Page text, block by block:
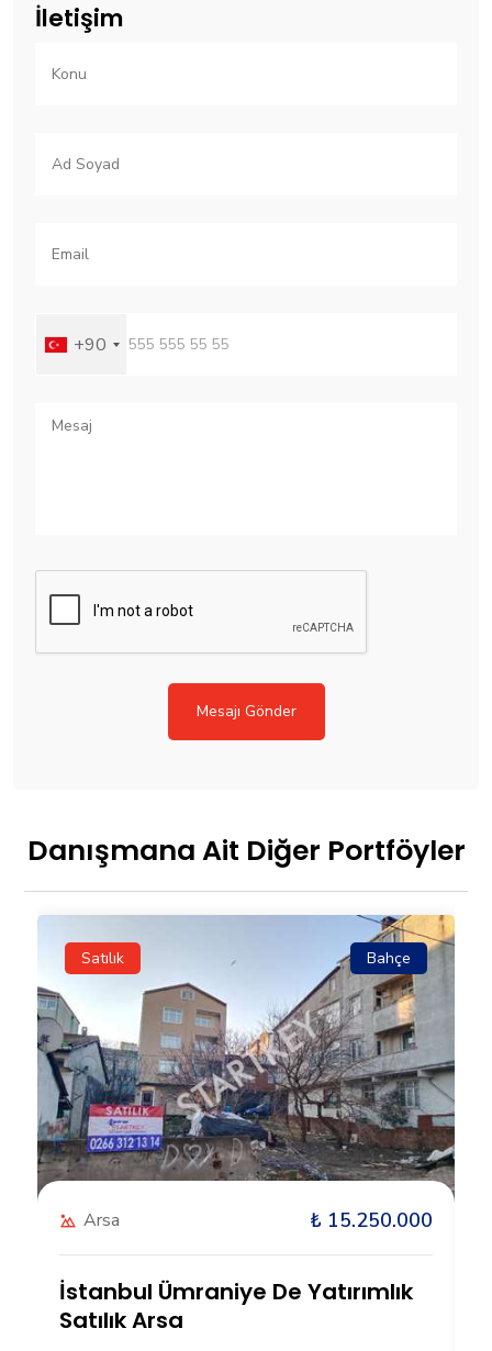
İletişim
+90
Mesajı Gönder
Danışmana Ait Diğer Portföyler
Satılık Bahçe
Arsa ₺ 15.250.000
İstanbul Ümraniye De Yatırımlık
Satılık Arsa